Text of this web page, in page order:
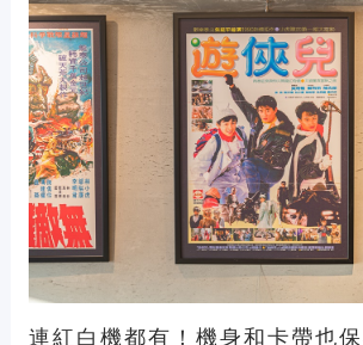
連紅白機都有！機身和卡帶也保